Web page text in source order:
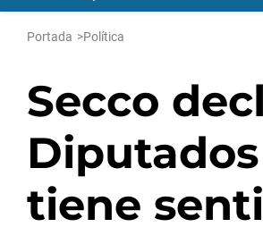
Portada >Política
Secco
tiene